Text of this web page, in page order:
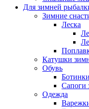
Для зимней
Зимние
Леска
Катушки
Обувь
Сапоги
Одежда